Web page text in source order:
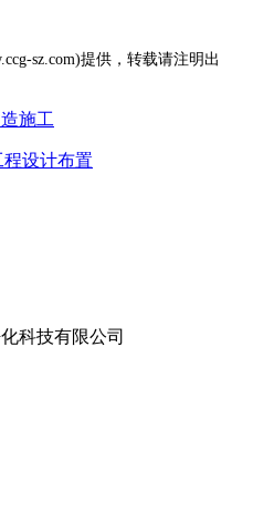
sz.com)提供，转载请注明出
施工
设计布置
科技有限公司